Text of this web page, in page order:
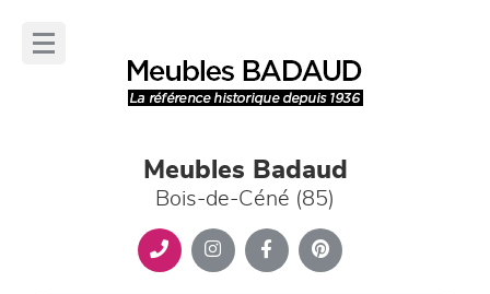
Meubles Badaud
Bois-de-Céné (85)